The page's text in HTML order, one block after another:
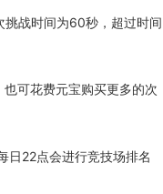
挑战时间为60秒，超过时间
可花费元宝购买更多的次
日22点会进行竞技场排名